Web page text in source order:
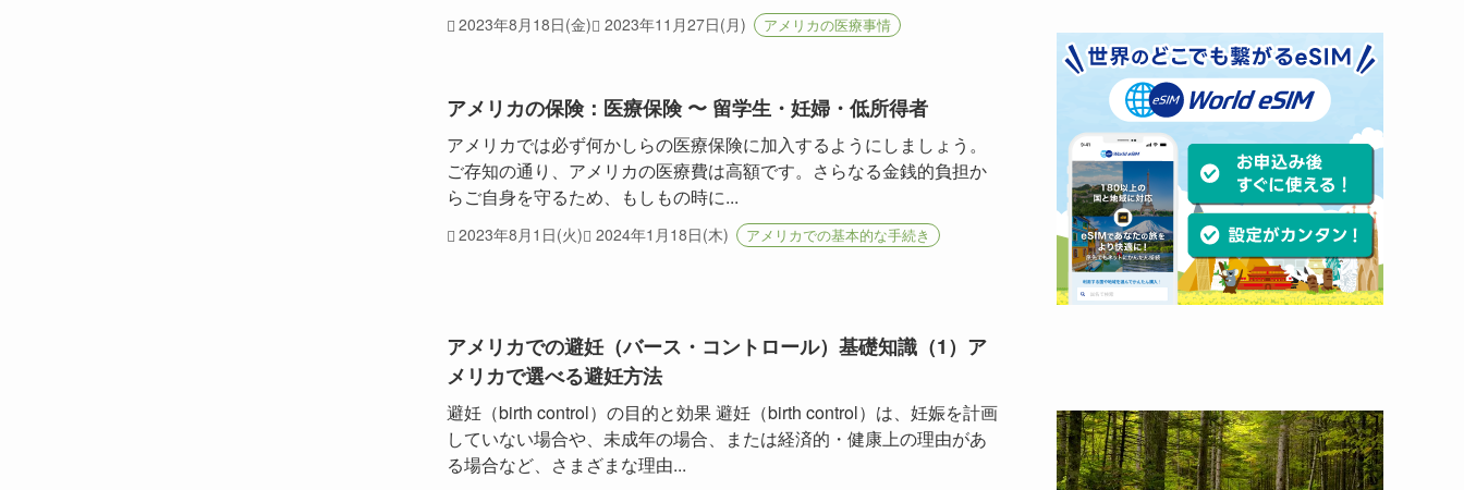
2023年8月18日(金) 2023年11月27日(月) アメリカの医療事情
アメリカの保険：医療保険 〜 留学生・妊婦・低所得者
アメリカでは必ず何かしらの医療保険に加入するようにしましょう。
ご存知の通り、アメリカの医療費は高額です。さらなる金銭的負担か
らご自身を守るため、もしもの時に...
2023年8月1日(火) 2024年1月18日(木) アメリカでの基本的な手続き
アメリカでの避妊（バース・コントロール）基礎知識（1）ア
メリカで選べる避妊方法
避妊（birth control）の目的と効果 避妊（birth control）は、妊娠を計画
していない場合や、未成年の場合、または経済的・健康上の理由があ
る場合など、さまざまな理由...